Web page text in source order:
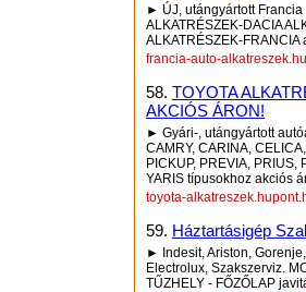
► ÚJ, utángyártott
ALKATRÉSZEK-DACIA
ALKATRÉSZEK-
francia-auto-
58. TOYOTA
AKCIÓS ÁRON!
► Gyári-, utángyártott
CAMRY, CARINA,
PICKUP, PREVIA, PRIUS,
YARIS típusokhoz akciós
toyota-
59. Háztartásigép
► Indesit, Ariston,
Electrolux, Szakszerviz.
TŰZHELY - FŐZŐLAP